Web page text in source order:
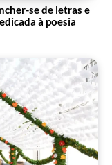
se de letras e
à poesia